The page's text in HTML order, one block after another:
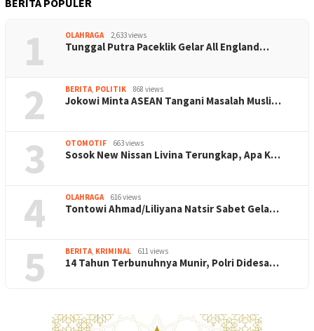
1 OLAHRAGA 2,633 views
Tunggal Putra Paceklik Gelar All England…
2 BERITA POLITIK 868 views
Jokowi Minta ASEAN Tangani Masalah Musli…
3 OTOMOTIF 663 views
Sosok New Nissan Livina Terungkap, Apa K…
4 OLAHRAGA 616 views
Tontowi Ahmad/Liliyana Natsir Sabet Gela…
5 BERITA KRIMINAL 611 views
14 Tahun Terbunuhnya Munir, Polri Didesa…